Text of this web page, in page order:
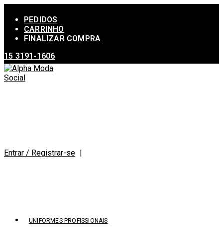
para
conteúdo
PEDIDOS
CARRINHO
FINALIZAR COMPRA
15 3191-1606
Entrar / Registrar-se |
UNIFORMES PROFISSIONAIS